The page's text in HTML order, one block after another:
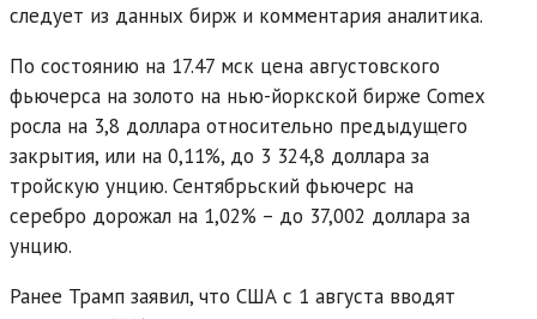
следует из данных бирж и комментария аналитика.
По состоянию на 17.47 мск цена августовского
фьючерса на золото на нью-йоркской бирже Comex
росла на 3,8 доллара относительно предыдущего
закрытия, или на 0,11%, до 3 324,8 доллара за
тройскую унцию. Сентябрьский фьючерс на
серебро дорожал на 1,02% – до 37,002 доллара за
унцию.
Ранее Трамп заявил, что США с 1 августа вводят